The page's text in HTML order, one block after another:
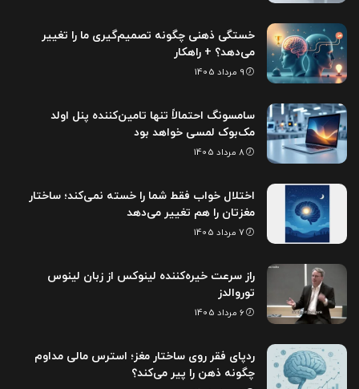
خستگی ذهنی چگونه تصمیم‌گیری ما را تغییر
می‌دهد؟ + راهکار
9 مرداد 1405
سامسونگ احتمالاً تنها تامین‌کننده پنل اولد
مک‌بوک لمسی خواهد بود
8 مرداد 1405
اختلال خواب فقط شما را خسته نمی‌کند؛ ساختار
مغزتان را هم تغییر می‌دهد
7 مرداد 1405
راز سرعت خیره‌کننده لینوکس از زبان لینوس
توروالدز
6 مرداد 1405
ردپای فقر روی ساختار مغز؛ استرس مالی مداوم
چگونه ذهن را پیر می‌کند؟